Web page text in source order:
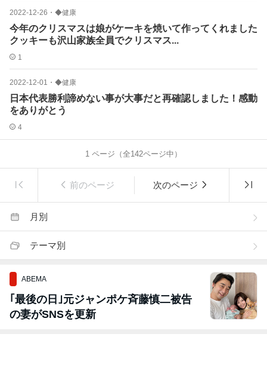
2022-12-26 ・ ◆健康
今年のクリスマスは娘がケーキを焼いて作ってくれました
クッキーも沢山家族全員でクリスマス...
1
2022-12-01 ・ ◆健康
日本代表勝利諦めない事が大事だと再確認しました！感動
をありがとう️
4
1 ページ（全142ページ中）
前のページ 次のページ
月別
テーマ別
ABEMA
｢最後の日｣元ジャンポケ斉藤慎二被告
の妻がSNSを更新